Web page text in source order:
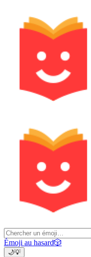
Émoji au hasard🎲
🌙💡